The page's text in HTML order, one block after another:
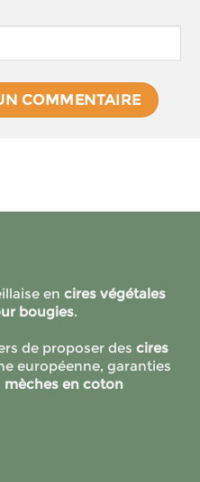
en cires végétales
bougies.
de proposer des cires
européenne, garanties
mèches en coton